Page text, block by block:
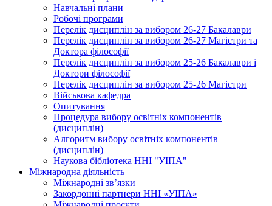
Навчальні плани
Робочі програми
Перелік дисциплін за вибором 26-27 Бакалаври
Перелік дисциплін за вибором 26-27 Магістри та
Доктора філософії
Перелік дисциплін за вибором 25-26 Бакалаври і
Доктори філософії
Перелік дисциплін за вибором 25-26 Магістри
Військова кафедра
Опитування
Процедура вибору освітніх компонентів
(дисциплін)
Алгоритм вибору освітніх компонентів
(дисциплін)
Наукова бібліотека ННІ "УІПА"
Міжнародна діяльність
Міжнародні зв’язки
Закордонні партнери ННІ «УІПА»